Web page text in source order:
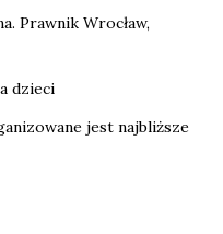
Prawnik Wrocław,
dzieci
jest najbliższe